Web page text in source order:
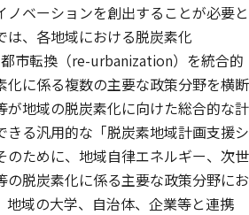
ノベーションを創出することが必要と
は、各地域における脱炭素化
市転換（re-urbanization）を統合的
化に係る複数の主要な政策分野を横断
が地域の脱炭素化に向けた総合的な計
きる汎用的な「脱炭素地域計画支援シ
のために、地域自律エネルギー、次世
の脱炭素化に係る主要な政策分野にお
地域の大学、自治体、企業等と連携